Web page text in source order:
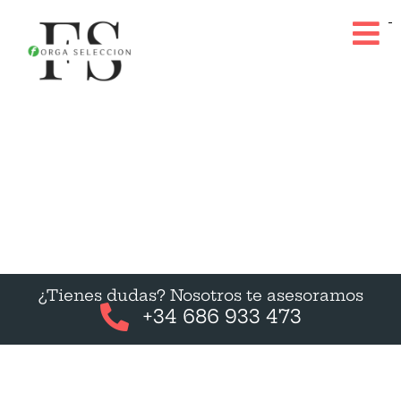
¿Tienes dudas? Nosotros te asesoramos
+34 686 933 473